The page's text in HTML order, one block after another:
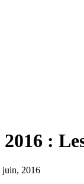
:
juin, 2016